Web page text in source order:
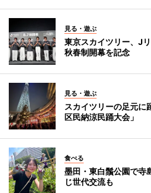
見る・遊ぶ
東京スカイツリー、J
秋春制開幕を記念
見る・遊ぶ
スカイツリーの足元
区民納涼民踊大会」
食べる
墨田・東白鬚公園で
じ世代交流も